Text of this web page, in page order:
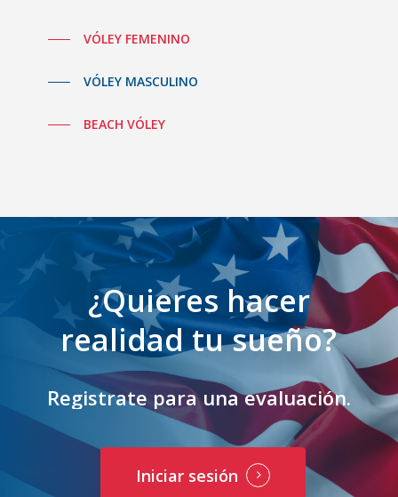
VÓLEY FEMENINO
VÓLEY MASCULINO
BEACH VÓLEY
¿Quieres hacer
realidadtusueño?
Registrate para una evaluación.
Iniciar sesión